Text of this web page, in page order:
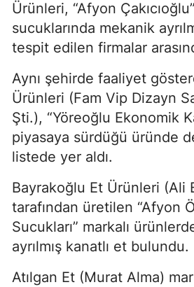
Ürünleri, “Afyon
sucuklarında mekanik
tespit edilen firmalar
Aynı şehirde faaliyet
Ürünleri (Fam Vip Dizayn
Şti.), “Yöreoğlu Ekonomik
piyasaya sürdüğü üründe
listede yer aldı.
Bayrakoğlu Et Ürünleri (Ali
tarafından üretilen “Afyon
Sucukları” markalı
ayrılmış kanatlı et bulundu.
Atılgan Et (Murat Alma)